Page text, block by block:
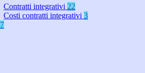
Contratti integrativi 22
Costi contratti integrativi 3
7